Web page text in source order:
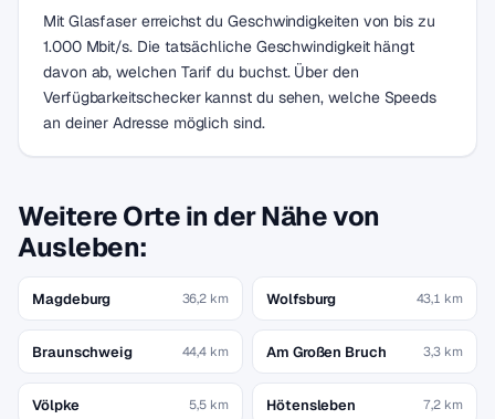
Mit Glasfaser erreichst du Geschwindigkeiten von bis zu
1.000 Mbit/s. Die tatsächliche Geschwindigkeit hängt
davon ab, welchen Tarif du buchst. Über den
Verfügbarkeitschecker kannst du sehen, welche Speeds
an deiner Adresse möglich sind.
Weitere Orte in der Nähe von
Ausleben:
Magdeburg 36,2 km Wolfsburg 43,1 km
Braunschweig 44,4 km Am Großen Bruch 3,3 km
Völpke 5,5 km Hötensleben 7,2 km